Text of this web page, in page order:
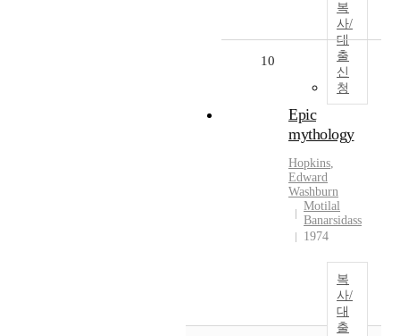
복
사/
대
출
신
청
10
Epic
mythology
Hopkins,
Edward
Washburn
Motilal
Banarsidass
1974
복
사/
대
출